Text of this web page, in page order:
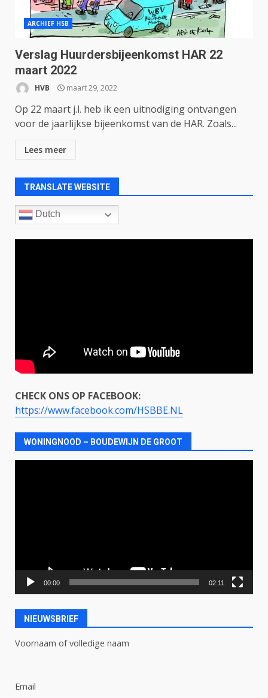
ARCHIEF HSB
Verslag Huurdersbijeenkomst HAR 22
maart 2022
HVB maart 29, 2022
Op 22 maart j.l. heb ik een uitnodiging ontvangen
voor de jaarlijkse bijeenkomst van de HAR. Zoals...
Lees meer
TRANSLATE WEBSITE
Dutch
CHECK ONS OP FACEBOOK:
https://www.facebook.com/HSBBE.NL
WONINGNOOD – BOUDEWIJN DE GROOT
00:00 02:11
NIEUWSBRIEF
Voornaam of volledige naam
Email